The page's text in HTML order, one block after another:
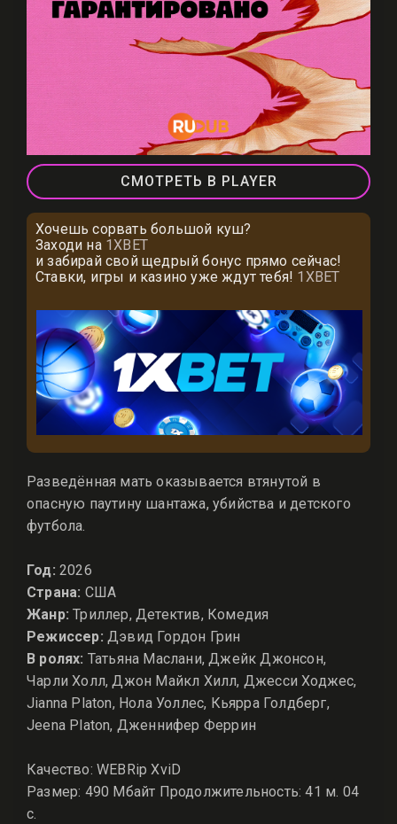
СМОТРЕТЬ В PLAYER
Хочешь сорвать большой куш?
Заходи на 1XBET
и забирай свой щедрый бонус прямо сейчас!
Ставки, игры и казино уже ждут тебя! 1XBET
Разведённая мать оказывается втянутой в
опасную паутину шантажа, убийства и детского
футбола.
Год: 2026
Страна: США
Жанр: Триллер, Детектив, Комедия
Режиссер: Дэвид Гордон Грин
В ролях: Татьяна Маслани, Джейк Джонсон,
Чарли Холл, Джон Майкл Хилл, Джесси Ходжес,
Jianna Platon, Нола Уоллес, Кьярра Голдберг,
Jeena Platon, Дженнифер Феррин
Качество: WEBRip XviD
Размер: 490 Мбайт Продолжительность: 41 м. 04
с.